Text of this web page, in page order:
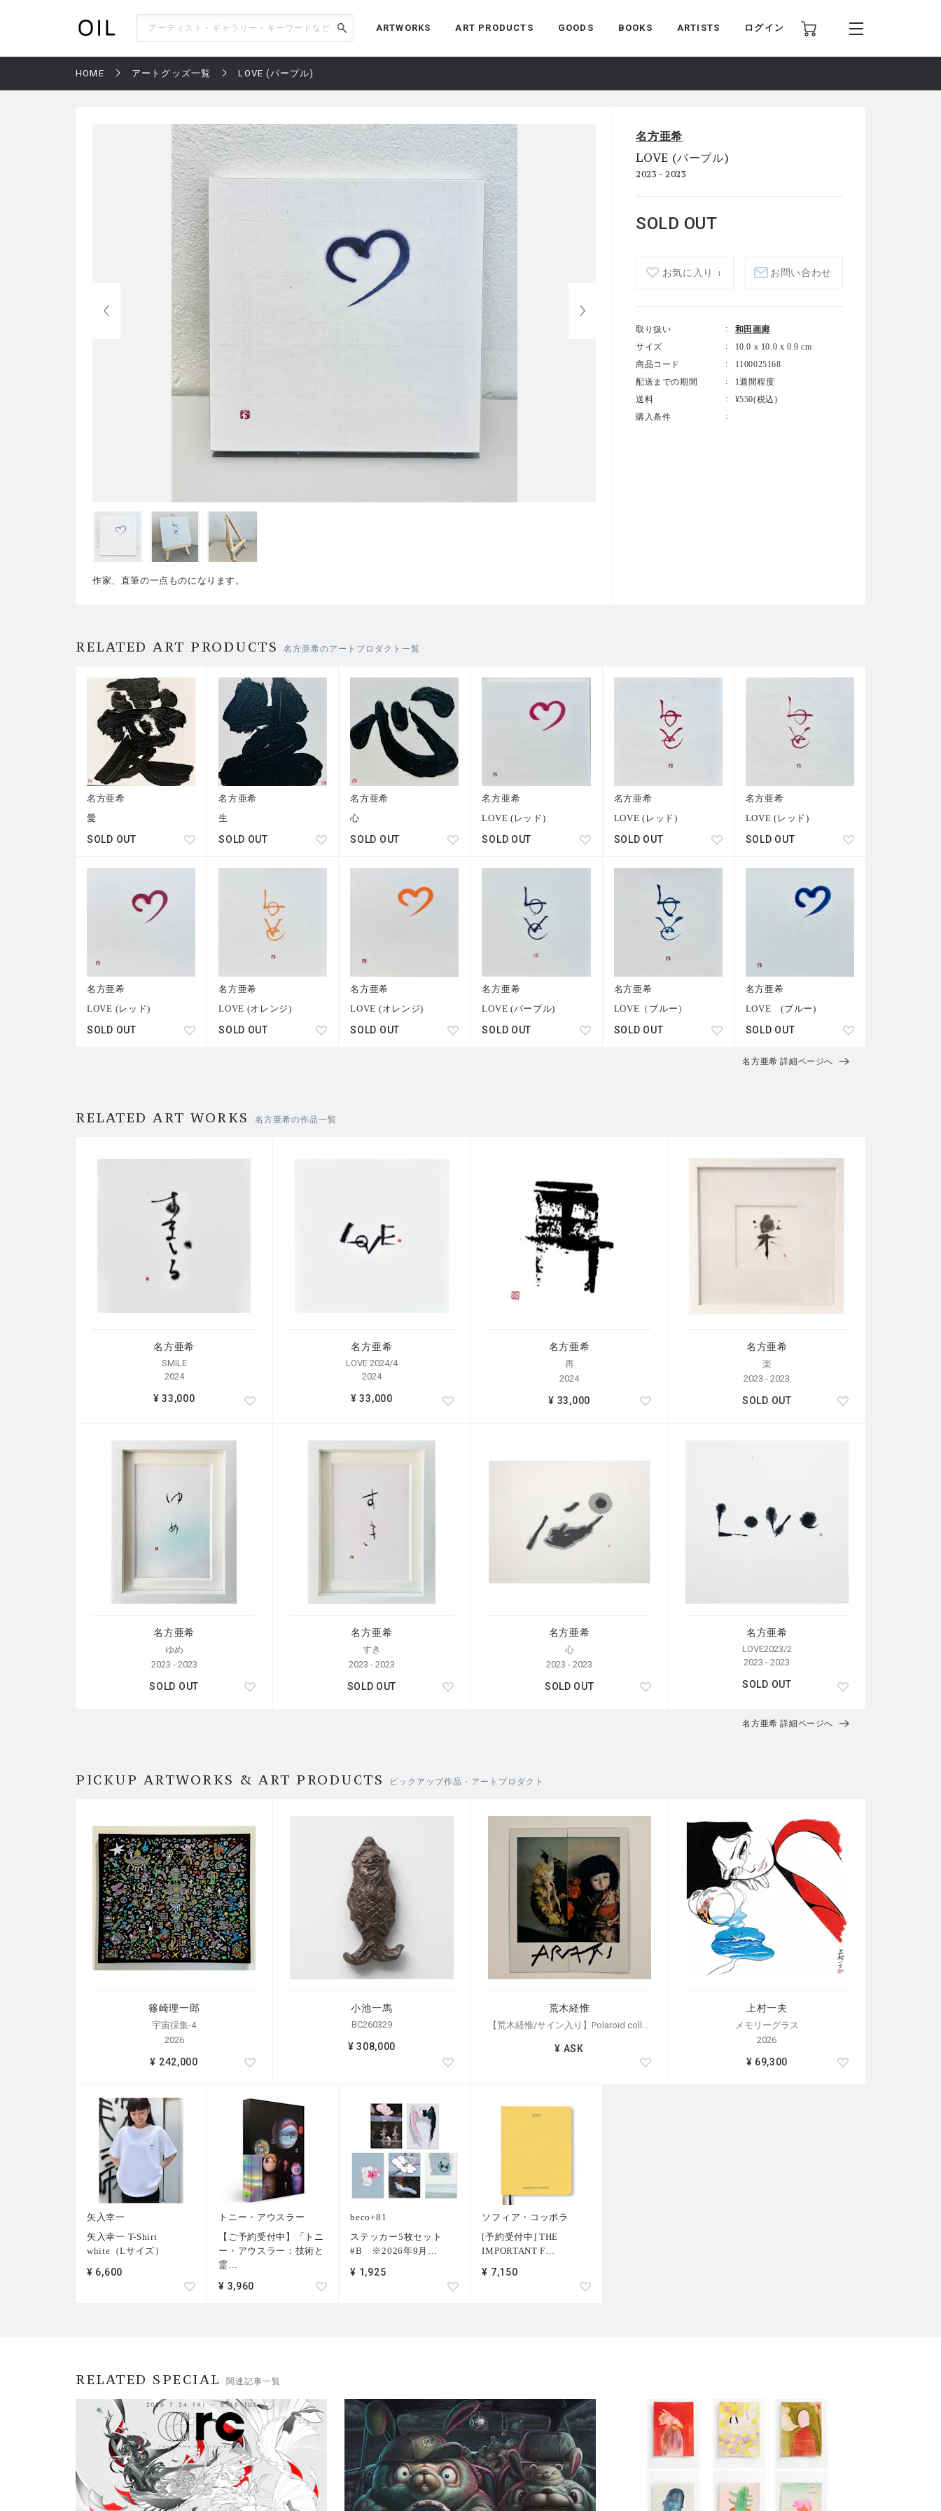
ARTWORKS ART PRODUCTS GOODS BOOKS ARTISTS ログイン
HOME アートグッズ一覧 LOVE (パープル)
作家、直筆の一点ものになります。
名方亜希
LOVE (パープル)
2023 - 2023
SOLD OUT
お気に入り 1 お問い合わせ
取り扱い
和田画廊
サイズ
10.0 x 10.0 x 0.9 cm
商品コード
1100025168
配送までの期間
1週間程度
送料
¥550(税込)
購入条件
RELATED ART PRODUCTS 名方亜希のアートプロダクト一覧
名方亜希
愛
SOLD OUT
名方亜希
生
SOLD OUT
名方亜希
心
SOLD OUT
名方亜希
LOVE (レッド)
SOLD OUT
名方亜希
LOVE (レッド)
SOLD OUT
名方亜希
LOVE (レッド)
SOLD OUT
名方亜希
LOVE (レッド)
SOLD OUT
名方亜希
LOVE (オレンジ)
SOLD OUT
名方亜希
LOVE (オレンジ)
SOLD OUT
名方亜希
LOVE (パープル)
SOLD OUT
名方亜希
LOVE（ブルー）
SOLD OUT
名方亜希
LOVE (ブルー)
SOLD OUT
名方亜希 詳細ページへ
RELATED ART WORKS 名方亜希の作品一覧
名方亜希
SMILE
2024
¥ 33,000
名方亜希
LOVE 2024/4
2024
¥ 33,000
名方亜希
再
2024
¥ 33,000
名方亜希
楽
2023 - 2023
SOLD OUT
名方亜希
ゆめ
2023 - 2023
SOLD OUT
名方亜希
すき
2023 - 2023
SOLD OUT
名方亜希
心
2023 - 2023
SOLD OUT
名方亜希
LOVE2023/2
2023 - 2023
SOLD OUT
名方亜希 詳細ページへ
PICKUP ARTWORKS & ART PRODUCTS ピックアップ作品・アートプロダクト
篠崎理一郎
宇宙採集-4
2026
¥ 242,000
小池一馬
BC260329
¥ 308,000
荒木経惟
【荒木経惟/サイン入り】Polaroid collage
¥ ASK
上村一夫
メモリーグラス
2026
¥ 69,300
矢入幸一
矢入幸一 T-Shirt
white（Lサイズ）
¥ 6,600
トニー・アウスラー
【ご予約受付中】「トニ
ー・アウスラー：技術と
霊…
¥ 3,960
beco+81
ステッカー5枚セット
#B ※2026年9月 …
¥ 1,925
ソフィア・コッポラ
[予約受付中] THE
IMPORTANT F…
¥ 7,150
RELATED SPECIAL 関連記事一覧